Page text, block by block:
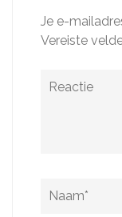
Je e-
Vereiste
Reactie
Naam